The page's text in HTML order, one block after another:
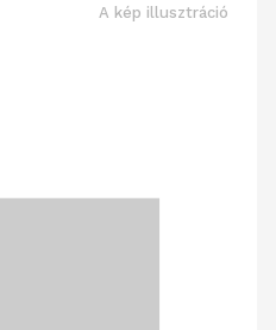
A kép illusztráció